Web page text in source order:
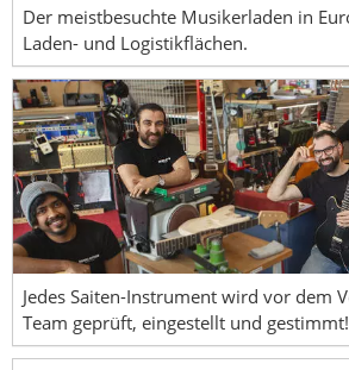
Der meistbesuchte Musikerladen in
Laden- und Logistikflächen.
Jedes Saiten-Instrument wird vor dem
Team geprüft, eingestellt und gestimmt!